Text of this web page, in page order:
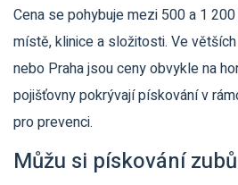
Cena se pohybuje mezi 500 a 1
místě, klinice a složitosti. Ve
nebo Praha jsou ceny obvykle na
pojišťovny pokrývají pískování v
pro prevenci.
Můžu si pískování